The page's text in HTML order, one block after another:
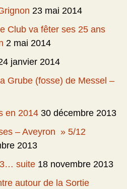
23 mai 2014
Club va fêter ses 25 ans
2 mai 2014
janvier 2014
Grube (fosse) de Messel –
en 2014 30 décembre 2013
– Aveyron » 5/12
2013
suite 18 novembre 2013
autour de la Sortie